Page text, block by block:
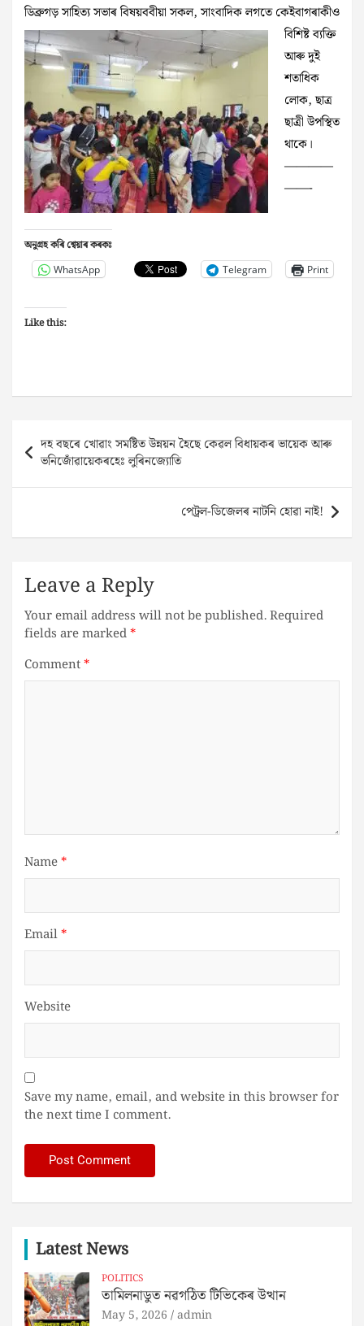
ডিব্ৰুগড় সাহিত্য সভাৰ বিষয়ববীয়া সকল, সাংবাদিক লগতেকেইবাগৰাকীও
বিশিষ্ট ব্যক্তি
আৰু দুই
শতাধিক
লোক, ছাত্ৰ
ছাত্ৰী উপস্থিত
থাকে।
————
——-
অনুগ্ৰহ কৰি শ্বেয়াৰ কৰকঃ
WhatsApp Telegram Print
Like this:
Post
navigation
দহ বছৰে খোৱাং সমষ্টিত উন্নয়ন হৈছে কেৱল বিধায়কৰ ভায়েক আৰু
ভনিজোঁৱায়েকৰহেঃ লুৰিনজ‍্যোতি
পেট্ৰল-ডিজেলৰ নাটনি হোৱা নাই!
Leave a Reply
Your email address will not be published.Required
fields are marked*
Comment*
Name*
Email*
Website
Save my name, email, and website in this browser for
the next time I comment.
Latest News
POLITICS
তামিলনাডুত নৱগঠিত টিভিকেৰ উত্থান
May 5, 2026 admin